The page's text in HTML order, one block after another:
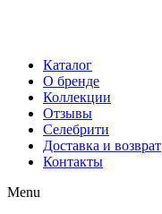
Каталог
О бренде
Коллекции
Отзывы
Селебрити
Доставка и возврат
Контакты
Menu